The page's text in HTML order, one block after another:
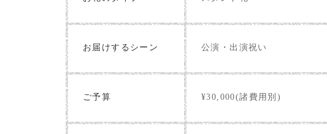
お届けするシーン 公演・出演祝い
ご予算 ¥30,000(諸費用別)